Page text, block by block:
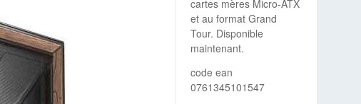
cartes mères Micro-ATX
et au format Grand
Tour. Disponible
maintenant.
code ean
0761345101547